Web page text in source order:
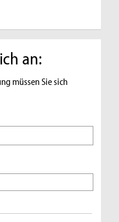
an:
müssen Sie sich